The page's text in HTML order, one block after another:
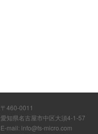
〒460-0011
愛知県名古屋市中区大須4-1-57
E-mail: info@fs-micro.com